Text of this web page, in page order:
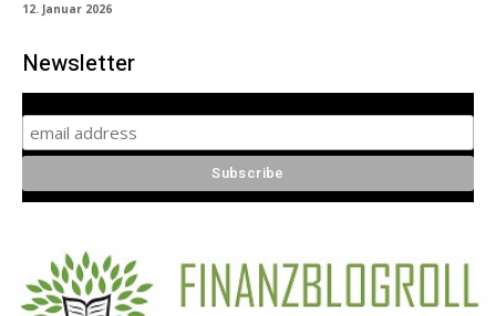
12. Januar 2026
Newsletter